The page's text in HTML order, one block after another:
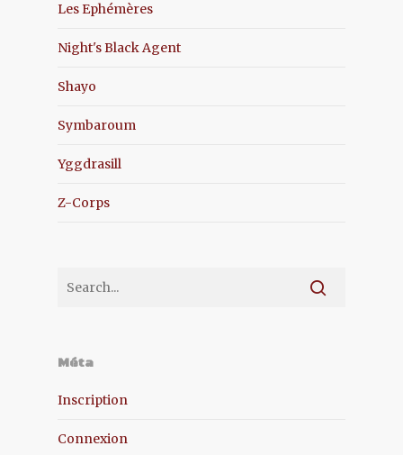
Les Ephémères
Night's Black Agent
Shayo
Symbaroum
Yggdrasill
Z-Corps
Méta
Inscription
Connexion